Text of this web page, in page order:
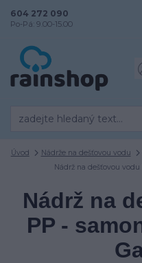
604 272 090
Po-Pá: 9.00-15.00
Úvod Nádrže na dešťovou vodu
Nádrž na dešťovou vodu
Nádrž na
PP -